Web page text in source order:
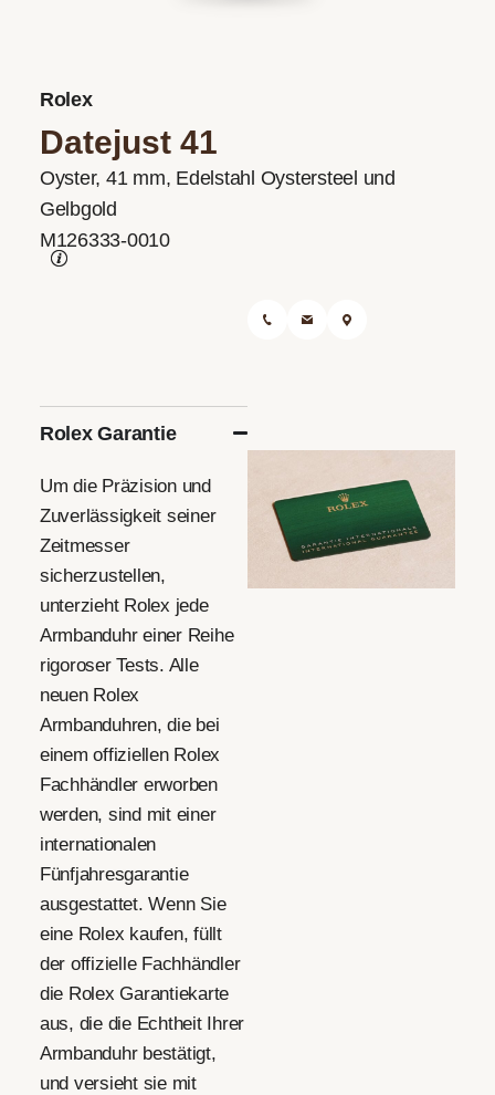
Rolex
Datejust 41
Oyster, 41 mm, Edelstahl Oystersteel und
Gelbgold
M126333-0010
0921-507 01 60Eine Nachricht senden
Finden Sie uns
Rolex Garantie
Um die Präzision und
Zuverlässigkeit seiner
Zeitmesser
sicherzustellen,
unterzieht Rolex jede
Armbanduhr einer Reihe
rigoroser Tests. Alle
neuen Rolex
Armbanduhren, die bei
einem offiziellen Rolex
Fachhändler erworben
werden, sind mit einer
internationalen
Fünfjahres­garantie
ausgestattet. Wenn Sie
eine Rolex kaufen, füllt
der offizielle Fachhändler
die Rolex Garantiekarte
aus, die die Echtheit Ihrer
Armbanduhr bestätigt,
und versieht sie mit